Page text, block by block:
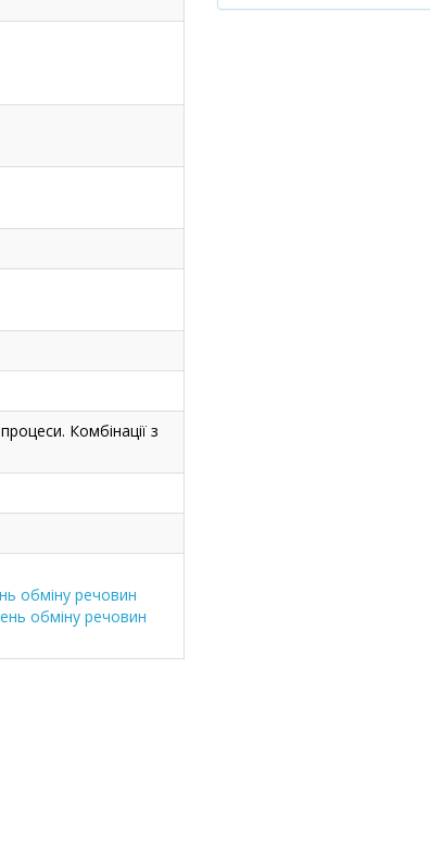
Комбінації з
обміну речовин
обміну речовин